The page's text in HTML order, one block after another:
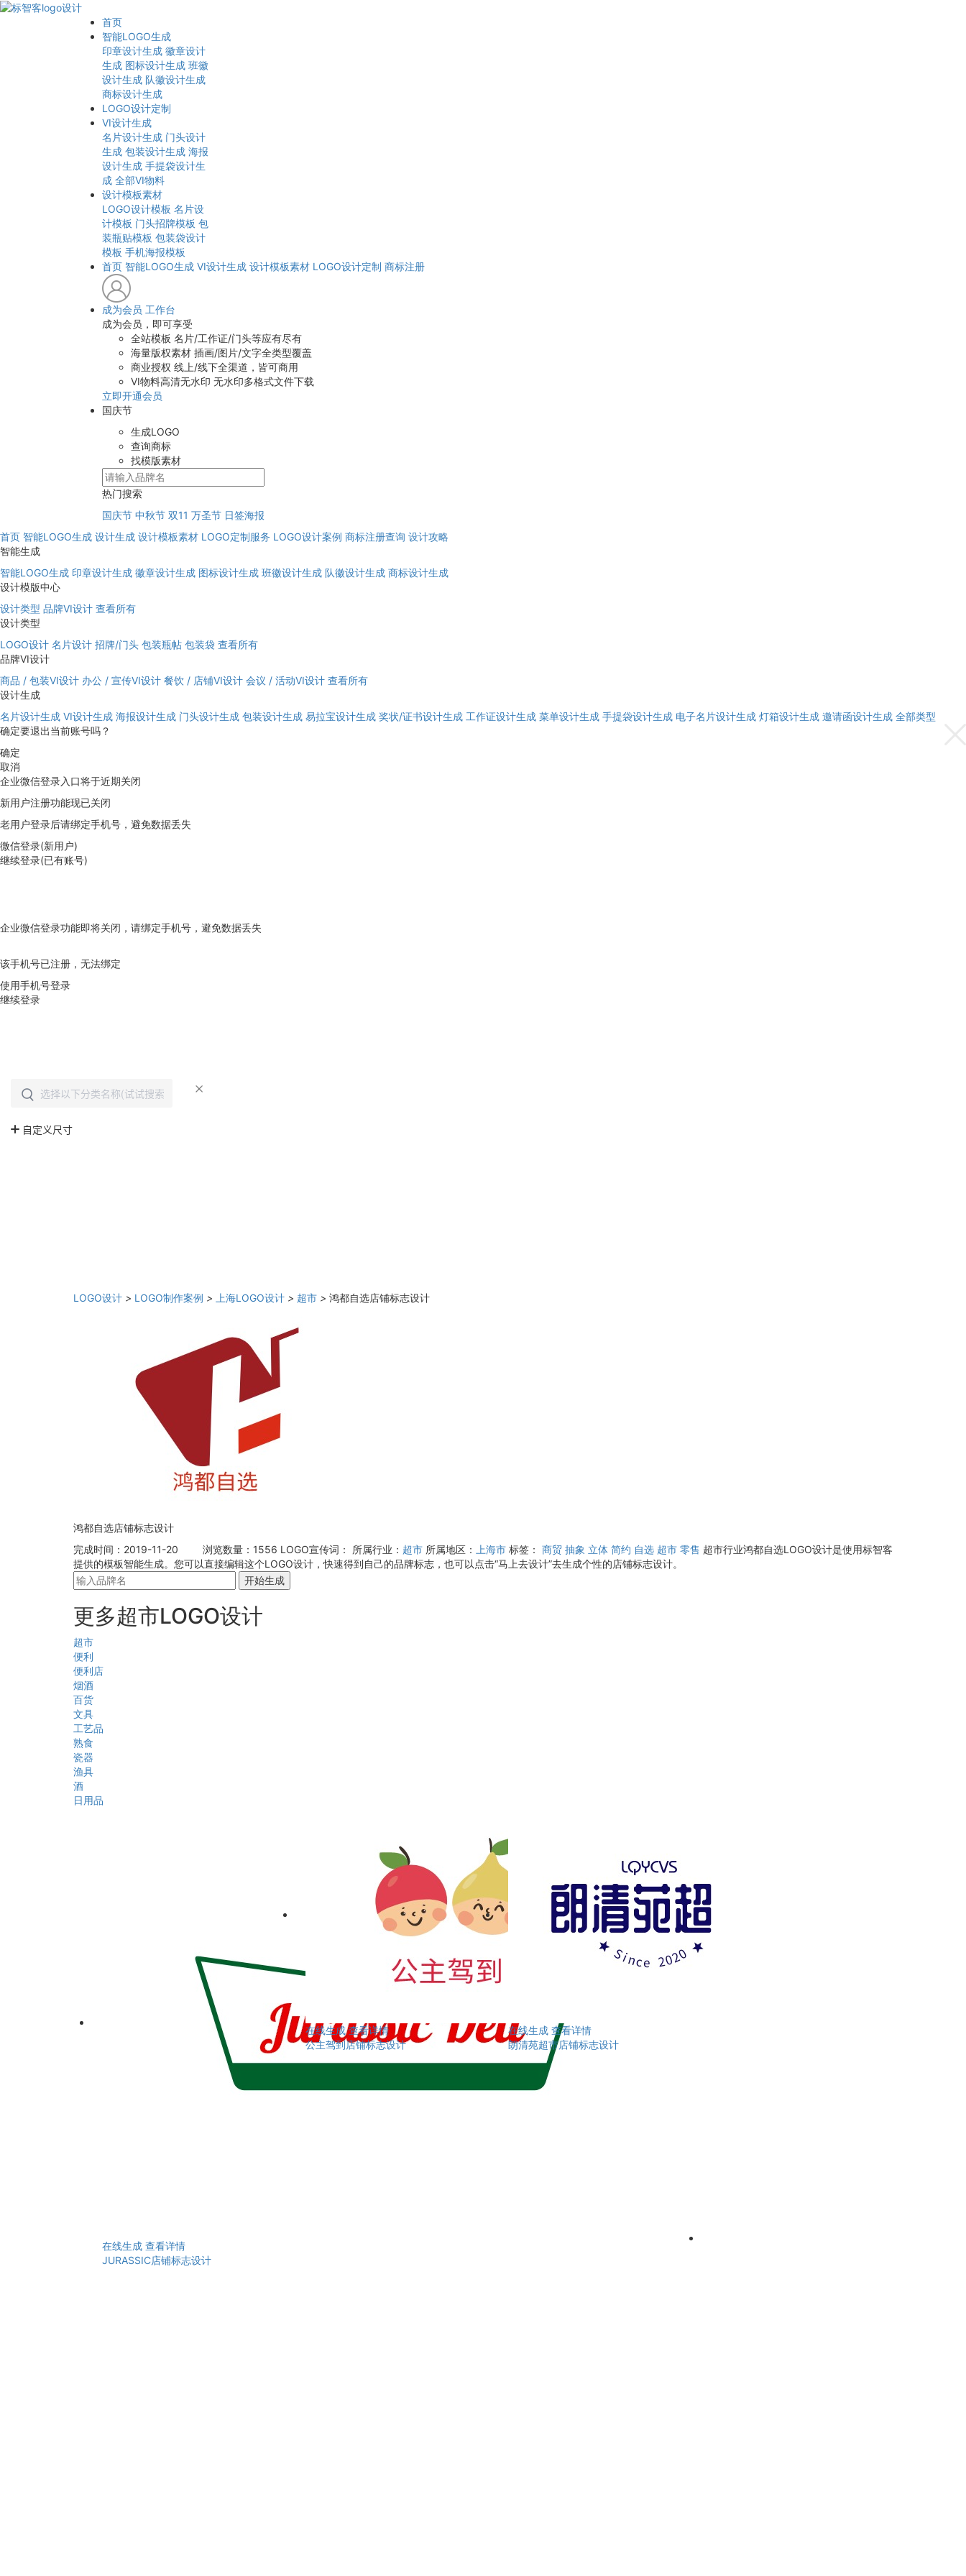
首页
智能LOGO生成
印章设计生成 徽章设计
生成 图标设计生成 班徽
设计生成 队徽设计生成
商标设计生成
LOGO设计定制
VI设计生成
名片设计生成 门头设计
生成 包装设计生成 海报
设计生成 手提袋设计生
成 全部VI物料
设计模板素材
LOGO设计模板 名片设
计模板 门头招牌模板 包
装瓶贴模板 包装袋设计
模板 手机海报模板
首页 智能LOGO生成 VI设计生成 设计模板素材 LOGO设计定制 商标注册
成为会员 工作台
成为会员，即可享受
全站模板 名片/工作证/门头等应有尽有
海量版权素材 插画/图片/文字全类型覆盖
商业授权 线上/线下全渠道，皆可商用
VI物料高清无水印 无水印多格式文件下载
立即开通会员
国庆节
生成LOGO
查询商标
找模版素材
热门搜索
国庆节 中秋节 双11 万圣节 日签海报
首页 智能LOGO生成 设计生成 设计模板素材 LOGO定制服务 LOGO设计案例 商标注册查询 设计攻略
智能生成
智能LOGO生成 印章设计生成 徽章设计生成 图标设计生成 班徽设计生成 队徽设计生成 商标设计生成
设计模版中心
设计类型 品牌VI设计 查看所有
设计类型
LOGO设计 名片设计 招牌/门头 包装瓶帖 包装袋 查看所有
品牌VI设计
商品 / 包装VI设计 办公 / 宣传VI设计 餐饮 / 店铺VI设计 会议 / 活动VI设计 查看所有
设计生成
名片设计生成 VI设计生成 海报设计生成 门头设计生成 包装设计生成 易拉宝设计生成 奖状/证书设计生成 工作证设计生成 菜单设计生成 手提袋设计生成 电子名片设计生成 灯箱设计生成 邀请函设计生成 全部类型
确定要退出当前账号吗？
确定
取消
企业微信登录入口将于近期关闭
新用户注册功能现已关闭
老用户登录后请绑定手机号，避免数据丢失
微信登录(新用户)
继续登录(已有账号)
企业微信登录功能即将关闭，请绑定手机号，避免数据丢失
该手机号已注册，无法绑定
使用手机号登录
继续登录
LOGO设计 > LOGO制作案例 > 上海LOGO设计 > 超市 > 鸿都自选店铺标志设计
鸿都自选店铺标志设计
完成时间：2019-11-20
浏览数量：1556 LOGO宣传词： 所属行业： 超市 所属地区： 上海市 标签： 商贸 抽象 立体 简约 自选 超市 零售 超市行业鸿都自选LOGO设计是使用标智客
提供的模板智能生成。您可以直接编辑这个LOGO设计，快速得到自己的品牌标志，也可以点击“马上去设计”去生成个性的店铺标志设计。
开始生成
更多超市LOGO设计
超市
便利
便利店
烟酒
百货
文具
工艺品
熟食
瓷器
渔具
酒
日用品
在线生成 查看详情
JURASSIC店铺标志设计
在线生成 查看详情
公主驾到店铺标志设计
在线生成 查看详情
朗清苑超市店铺标志设计